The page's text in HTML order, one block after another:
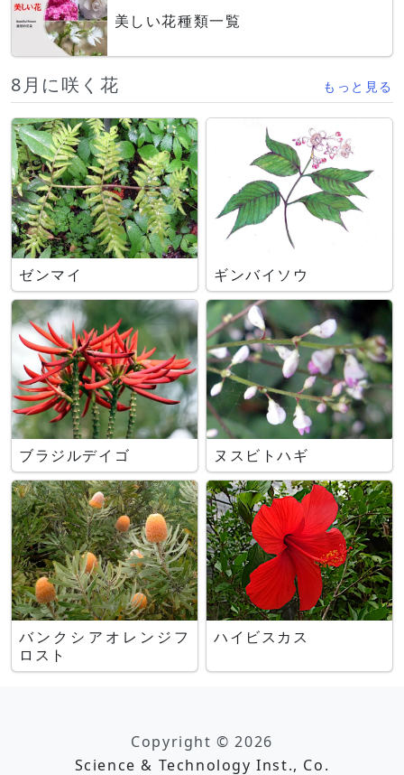
美しい花種類一覧
8月に咲く花 もっと見る
ゼンマイ ギンバイソウ
ブラジルデイゴ ヌスビトハギ
バンクシアオレンジフ
ロスト
ハイビスカス
Copyright © 2026
Science & Technology Inst., Co.